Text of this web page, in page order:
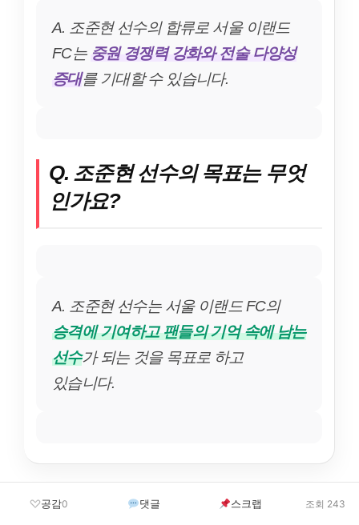
A. 조준현 선수의 합류로 서울 이랜드
FC는 중원 경쟁력 강화와 전술 다양성
증대를 기대할 수 있습니다.
Q. 조준현 선수의 목표는 무엇
인가요?
A. 조준현 선수는 서울 이랜드 FC의
승격에 기여하고 팬들의 기억 속에 남는
선수가 되는 것을 목표로 하고
있습니다.
Table of Contents
공감0 댓글 스크랩 조회 243